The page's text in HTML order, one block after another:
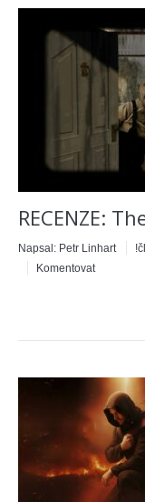
RECENZE:
Napsal: Petr Linhart
Komentovat